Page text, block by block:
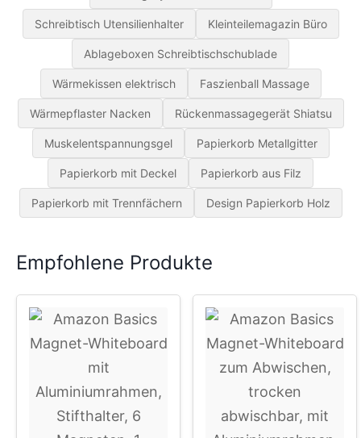
Schreibtisch Utensilienhalter Kleinteilemagazin Büro
Ablageboxen Schreibtischschublade
Wärmekissen elektrisch Faszienball Massage
Wärmepflaster Nacken Rückenmassagegerät Shiatsu
Muskelentspannungsgel Papierkorb Metallgitter
Papierkorb mit Deckel Papierkorb aus Filz
Papierkorb mit Trennfächern Design Papierkorb Holz
Empfohlene Produkte